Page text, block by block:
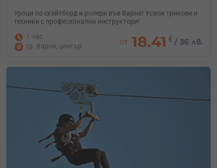
Уроци по скейтборд и ролери във Варна! Усвои трикове и
техники с професионални инструктори!
1 час
гр. Варна, център
от 18.41 € /36 лв.